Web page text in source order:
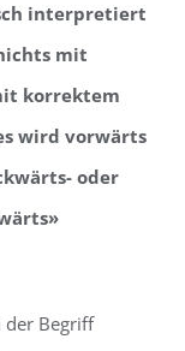
interpretiert
mit
korrektem
wird vorwärts
oder
der Begriff